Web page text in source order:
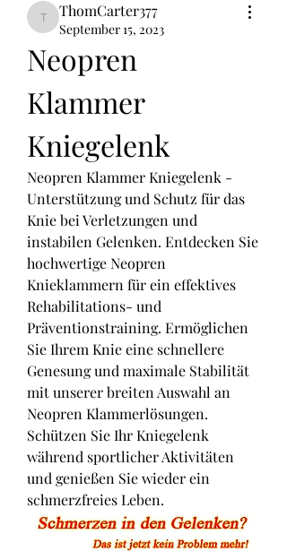
ThomCarter377
ThomCarter377
September 15, 2023
Neopren
Klammer
Kniegelenk
Neopren Klammer Kniegelenk -
Unterstützung und Schutz für das
Knie bei Verletzungen und
instabilen Gelenken. Entdecken Sie
hochwertige Neopren
Knieklammern für ein effektives
Rehabilitations- und
Präventionstraining. Ermöglichen
Sie Ihrem Knie eine schnellere
Genesung und maximale Stabilität
mit unserer breiten Auswahl an
Neopren Klammerlösungen.
Schützen Sie Ihr Kniegelenk
während sportlicher Aktivitäten
und genießen Sie wieder ein
schmerzfreies Leben.